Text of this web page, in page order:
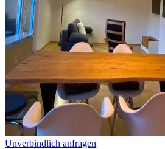
Unverbindlich anfragen